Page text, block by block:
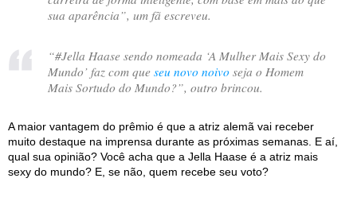
sua aparência”, um fã escreveu.
“#Jella Haase sendo nomeada ‘A Mulher Mais Sexy do
Mundo’ faz com que seu novo noivo seja o Homem
Mais Sortudo do Mundo?”, outro brincou.
A maior vantagem do prêmio é que a atriz alemã vai receber
muito destaque na imprensa durante as próximas semanas. E aí,
qual sua opinião? Você acha que a Jella Haase é a atriz mais
sexy do mundo? E, se não, quem recebe seu voto?